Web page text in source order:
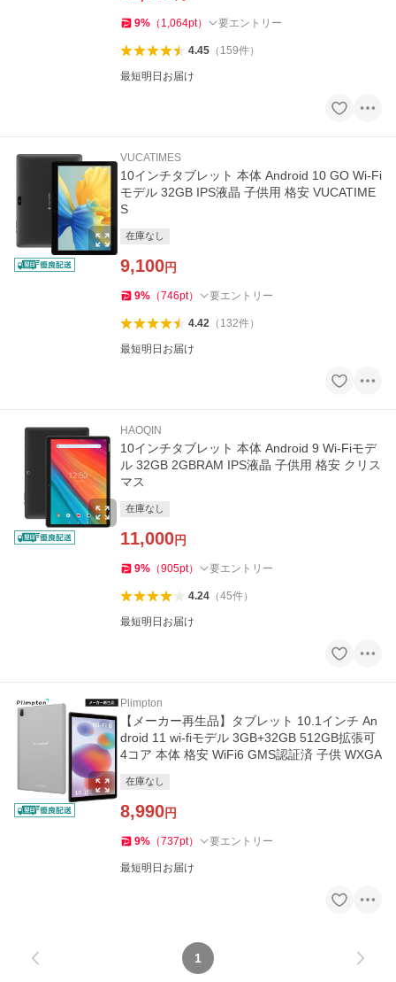
9% （ 1,064pt） 要エントリー
4.45（ 159件）
最短明日お届け
VUCATIMES
10インチタブレット 本体 Android 10 GO Wi-Fi
モデル 32GB IPS液晶 子供用 格安 VUCATIME
S
在庫なし
9,100円
9% （746pt） 要エントリー
4.42（ 132件）
最短明日お届け
HAOQIN
10インチタブレット 本体 Android 9 Wi-Fiモデ
ル 32GB 2GBRAM IPS液晶 子供用 格安 クリス
マス
在庫なし
11,000円
9% （905pt） 要エントリー
4.24（45件）
最短明日お届け
Plimpton
【メーカー再生品】タブレット 10.1インチ An
droid 11 wi-fiモデル 3GB+32GB 512GB拡張可
4コア 本体 格安 WiFi6 GMS認証済 子供 WXGA
在庫なし
8,990円
9% （737pt） 要エントリー
最短明日お届け
1